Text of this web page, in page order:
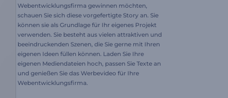
Webentwicklungsfirma gewinnen möchten,
schauen Sie sich diese vorgefertigte Story an. Sie
können sie als Grundlage für Ihr eigenes Projekt
verwenden. Sie besteht aus vielen attraktiven und
beeindruckenden Szenen, die Sie gerne mit Ihren
eigenen Ideen füllen können. Laden Sie Ihre
eigenen Mediendateien hoch, passen Sie Texte an
und genießen Sie das Werbevideo für Ihre
Webentwicklungsfirma.